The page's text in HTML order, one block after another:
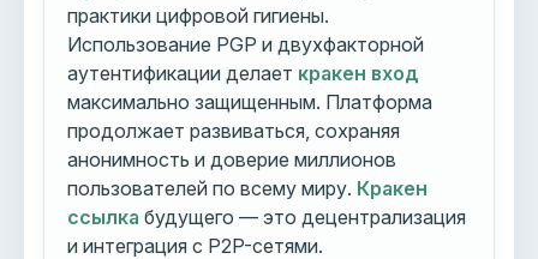
практики цифровой гигиены.
Использование PGP и двухфакторной
аутентификации делает кракен вход
максимально защищенным. Платформа
продолжает развиваться, сохраняя
анонимность и доверие миллионов
пользователей по всему миру. Кракен
ссылка будущего — это децентрализация
и интеграция с P2P-сетями.